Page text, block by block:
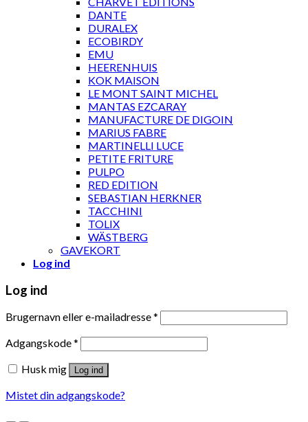
DANTE
DURALEX
ECOBIRDY
EMU
HEERENHUIS
KOK MAISON
LE MONT SAINT MICHEL
MANTAS EZCARAY
MANUFACTURE DE DIGOIN
MARIUS FABRE
MARTINELLI LUCE
PETITE FRITURE
PULPO
RED EDITION
SEBASTIAN HERKNER
TACCHINI
TOLIX
WÄSTBERG
GAVEKORT
Log ind
Log ind
Brugernavn eller e-mailadresse*
Adgangskode*
Husk mig
Log ind
Mistet din adgangskode?